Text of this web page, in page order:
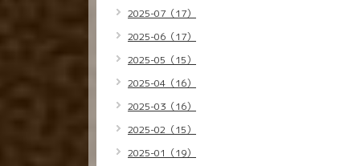
2025-07（17）
2025-06（17）
2025-05（15）
2025-04（16）
2025-03（16）
2025-02（15）
2025-01（19）